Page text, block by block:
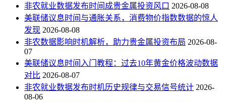
非农就业数据发布时间成贵金属投资风口 2026-08-08
美联储议息时间与通胀关系，消费物价指数数据的惊人
发现 2026-08-08
非农数据影响时机解析，助力贵金属投资布局 2026-08-
07
美联储议息时间入门教程：过去10年黄金价格波动数据
对比 2026-08-07
非农就业数据发布时机历史规律与交易信号统计 2026-
08-06